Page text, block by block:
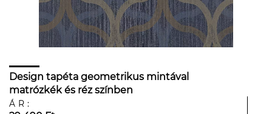
Design tapéta geometrikus mintával
matrózkék és réz színben
ÁR: